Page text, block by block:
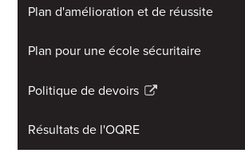
Plan d'amélioration et de réussite
Plan pour une école sécuritaire
Politique de devoirs
Link
in
Résultats de l'OQRE